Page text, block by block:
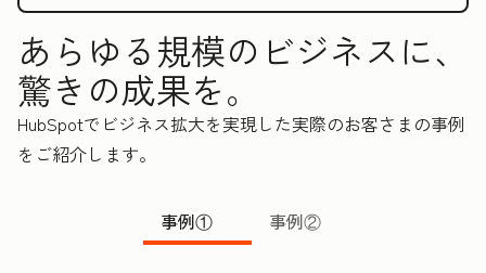
あらゆる規模のビジネスに、
驚きの成果を。
HubSpotでビジネス拡大を実現した実際のお客さまの事例
をご紹介します。
事例① 事例②